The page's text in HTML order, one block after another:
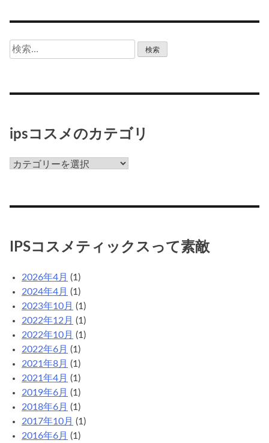
検
索:
ipsコスメのカテゴリ
ips
メ
テ
リ
IPSコスメティックスって素敵
2026年4月 (1)
2024年4月 (1)
2023年10月 (1)
2022年12月 (1)
2022年10月 (1)
2022年6月 (1)
2021年8月 (1)
2021年4月 (1)
2019年6月 (1)
2018年6月 (1)
2017年10月 (1)
2016年6月 (1)